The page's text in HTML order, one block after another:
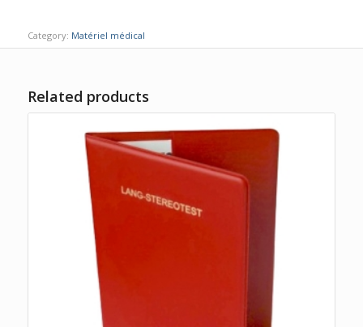
Category: Matériel médical
Related products